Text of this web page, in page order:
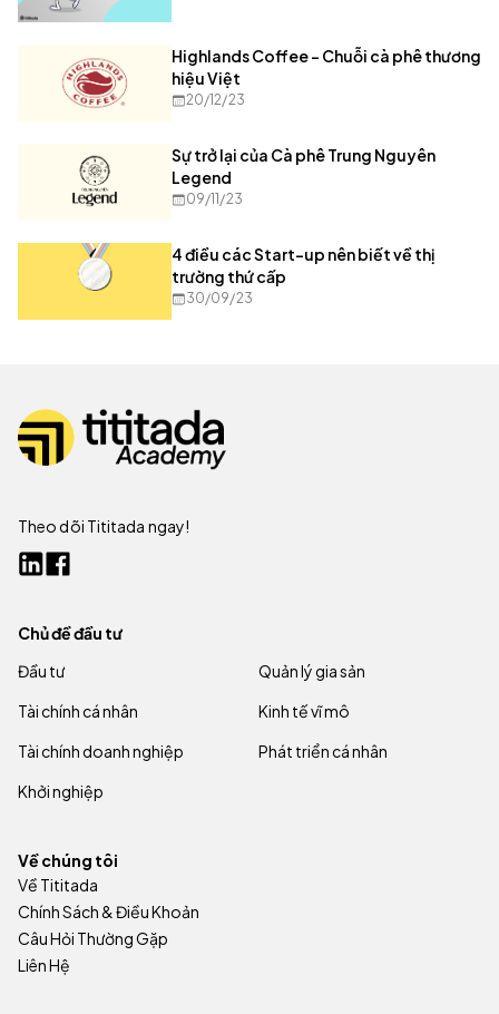
Highlands Coffee - Chuỗi cà phê thương
hiệu Việt
20/12/23
Sự trở lại của Cà phê Trung Nguyên
Legend
09/11/23
4 điều các Start-up nên biết về thị
trường thứ cấp
30/09/23
Theo dõi Tititada ngay!
Chủ đề đầu tư
Đầu tư
Quản lý gia sản
Tài chính cá nhân
Kinh tế vĩ mô
Tài chính doanh nghiệp
Phát triển cá nhân
Khởi nghiệp
Về chúng tôi
Về Tititada
Chính Sách & Điều Khoản
Câu Hỏi Thường Gặp
Liên Hệ